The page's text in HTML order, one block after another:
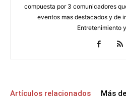
compuesta por 3 comunicadores
eventos mas destacados y de
Entretenimiento
Artículos relacionados Más